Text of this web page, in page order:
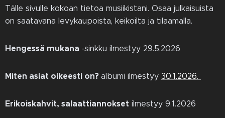
Tälle sivulle kokoan tietoa musiikistani. Osaa julkaisuista
on saatavana levykaupoista, keikoilta ja tilaamalla.
Hengessä mukana -sinkku ilmestyy 29.5.2026
Miten asiat oikeesti on? albumi ilmestyy 30.1.2026.
Erikoiskahvit, salaattiannokset ilmestyy 9.1.2026